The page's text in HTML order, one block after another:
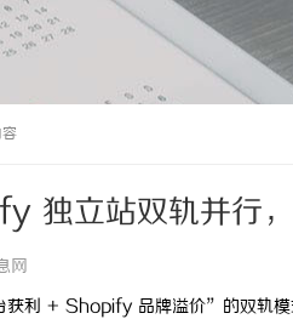
独立站双轨并行
网
利 + Shopify 品牌溢价”的双轨模